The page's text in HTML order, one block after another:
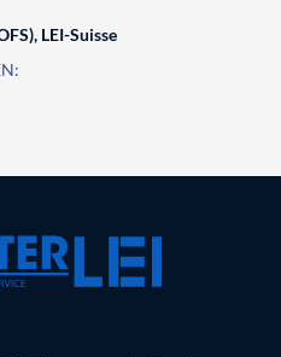
LEI-Suisse